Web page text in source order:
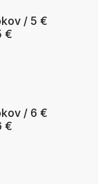
/ 5 €
€
/ 6 €
€